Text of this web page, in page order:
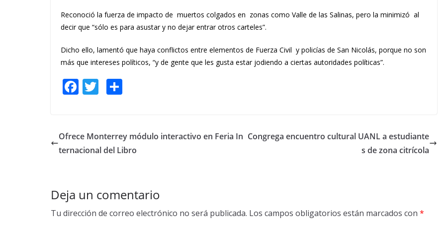
Reconoció la fuerza de impacto de muertos colgados en zonas como Valle de las Salinas, pero la minimizó al
decir que “sólo es para asustar y no dejar entrar otros carteles”.
Dicho ello, lamentó que haya conflictos entre elementos de Fuerza Civil y policías de San Nicolás, porque no son
más que intereses políticos, “y de gente que les gusta estar jodiendo a ciertas autoridades políticas”.
F
b
o
T
er e
Ofrece Monterrey módulo interactivo en Feria In
ternacional del Libro
Congrega encuentro cultural UANL a estudiante
s de zona citrícola
Deja un comentario
Tu dirección de correo electrónico no será publicada. Los campos obligatorios están marcados con *